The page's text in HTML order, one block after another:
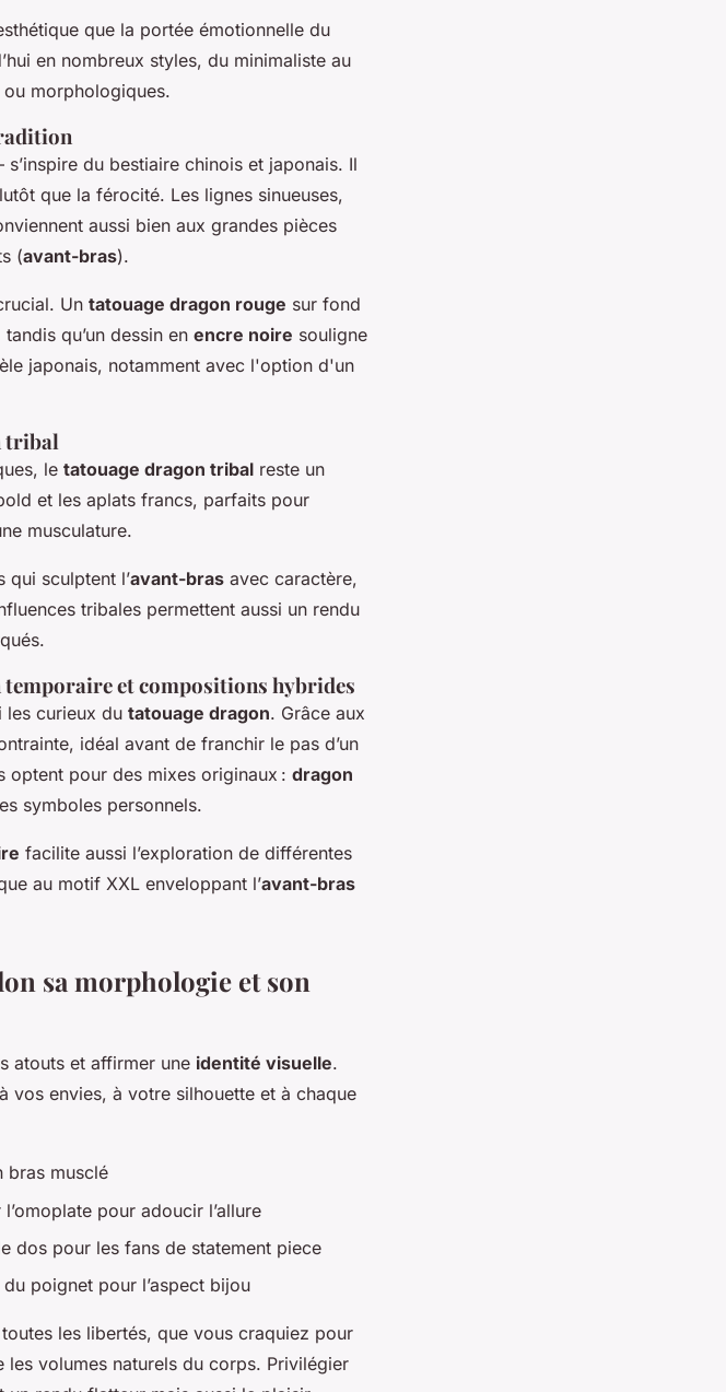
que la portée émotionnelle du
en nombreux styles, du minimaliste au
morphologiques.
du bestiaire chinois et japonais. Il
que la férocité. Les lignes sinueuses,
aussi bien aux grandes pièces
(avant-bras).
Un tatouage dragon rouge sur fond
qu’un dessin en encre noire souligne
japonais, notamment avec l'option d'un
tribal
le tatouage dragon tribal reste un
et les aplats francs, parfaits pour
musculature.
qui sculptent l’avant-bras avec caractère,
tribales permettent aussi un rendu
temporaire et compositions hybrides
les curieux du tatouage dragon. Grâce aux
idéal avant de franchir le pas d’un
optent pour des mixes originaux : dragon
symboles personnels.
facilite aussi l’exploration de différentes
au motif XXL enveloppant l’avant-bras
sa morphologie et son
atouts et affirmer une identité visuelle.
vos envies, à votre silhouette et à chaque
bras musclé
pour adoucir l’allure
dos pour les fans de statement piece
poignet pour l’aspect bijou
les libertés, que vous craquiez pour
les volumes naturels du corps. Privilégier